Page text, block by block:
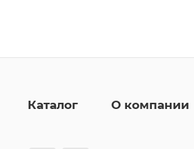
Каталог О компании